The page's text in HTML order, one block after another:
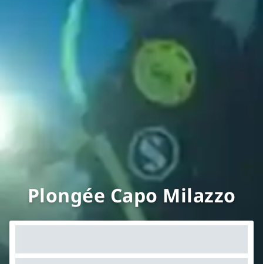
Plongée Capo Milazzo